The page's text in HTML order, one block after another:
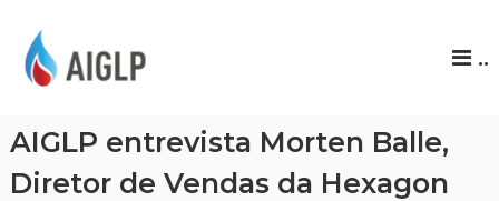
P
..
AIGLP entrevista Morten Balle,
Diretor de Vendas da Hexagon